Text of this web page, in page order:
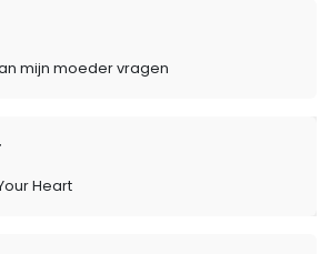
mijn moeder vragen
Heart